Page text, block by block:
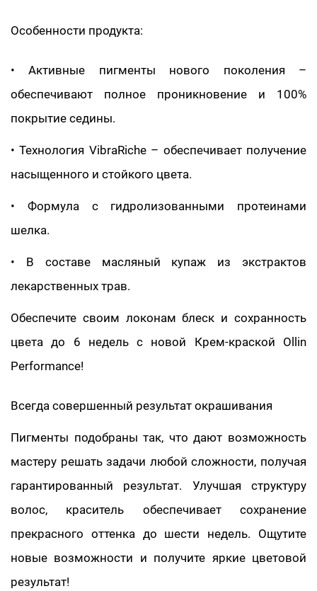
Особенности продукта:
• Активные пигменты нового поколения –
обеспечивают полное проникновение и 100%
покрытие седины.
• Технология VibraRiche – обеспечивает получение
насыщенного и стойкого цвета.
• Формула с гидролизованными протеинами
шелка.
• В составе масляный купаж из экстрактов
лекарственных трав.
Обеспечите своим локонам блеск и сохранность
цвета до 6 недель с новой Крем-краской Ollin
Performance!
Всегда совершенный результат окрашивания
Пигменты подобраны так, что дают возможность
мастеру решать задачи любой сложности, получая
гарантированный результат. Улучшая структуру
волос, краситель обеспечивает сохранение
прекрасного оттенка до шести недель. Ощутите
новые возможности и получите яркие цветовой
результат!